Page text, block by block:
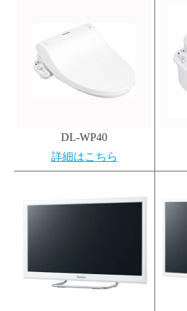
DL-WP40
詳細はこちら